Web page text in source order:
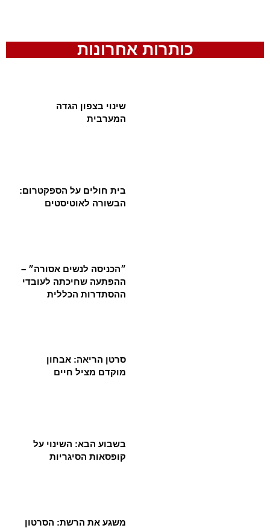
כותרות אחרונות
שינוי בצפון הגדה
המערבית
בית חולים על הספקטרום:
הבשורה לאוטיסטים
״הכניסה לנשים אסורה״ –
ההפתעה שחיכתה לעובדי
ההסתדרות הכללית
סרטן הריאה: אבחון
מוקדם מציל חיים
בשבוע הבא: השינוי על
קופסאות הסיגריות
משגע את הרשת: הסרטון